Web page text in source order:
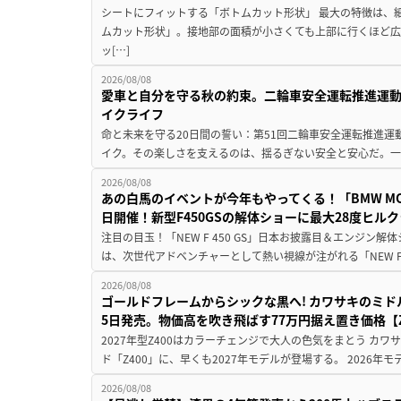
シートにフィットする「ボトムカット形状」 最大の特徴は
ムカット形状」。接地部の面積が小さくても上部に行くほど
ッ[…]
2026/08/08
愛車と自分を守る秋の約束。二輪車安全運転推進運
イクライフ
命と未来を守る20日間の誓い：第51回二輪車安全運転推進
イク。その楽しさを支えるのは、揺るぎない安全と安心だ
2026/08/08
あの白馬のイベントが今年もやってくる！「BMW
日開催！新型F450GSの解体ショーに最大28度ヒル
注目の目玉！「NEW F 450 GS」日本お披露目＆エンジン解
は、次世代アドベンチャーとして熱い視線が注がれる「
2026/08/08
ゴールドフレームからシックな黒へ! カワサキのミ
5日発売。物価高を吹き飛ばす77万円据え置き価格
2027年型Z400はカラーチェンジで大人の色気をまとう カワ
ド「Z400」に、早くも2027年モデルが登場する。 2026年
2026/08/08